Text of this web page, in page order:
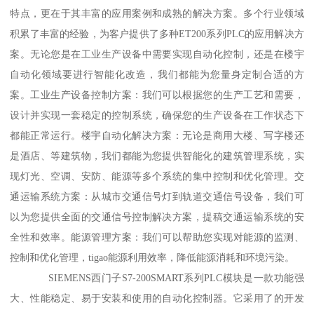
特点，更在于其丰富的应用案例和成熟的解决方案。多个行业领域
积累了丰富的经验，为客户提供了多种ET200系列PLC的应用解决方
案。无论您是在工业生产设备中需要实现自动化控制，还是在楼宇
自动化领域要进行智能化改造，我们都能为您量身定制合适的方
案。工业生产设备控制方案：我们可以根据您的生产工艺和需要，
设计并实现一套稳定的控制系统，确保您的生产设备在工作状态下
都能正常运行。楼宇自动化解决方案：无论是商用大楼、写字楼还
是酒店、等建筑物，我们都能为您提供智能化的建筑管理系统，实
现灯光、空调、安防、能源等多个系统的集中控制和优化管理。交
通运输系统方案：从城市交通信号灯到轨道交通信号设备，我们可
以为您提供全面的交通信号控制解决方案，提稿交通运输系统的安
全性和效率。能源管理方案：我们可以帮助您实现对能源的监测、
控制和优化管理，tigao能源利用效率，降低能源消耗和环境污染。
SIEMENS西门子S7-200SMART系列PLC模块是一款功能强
大、性能稳定、易于安装和使用的自动化控制器。它采用了的开发